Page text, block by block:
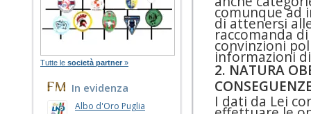
Tutte le società partner »
In evidenza
Albo d'Oro Puglia
comunque ad
di attenersi
raccomanda
convinzioni
informazioni
2. NATURA
I dati da Lei